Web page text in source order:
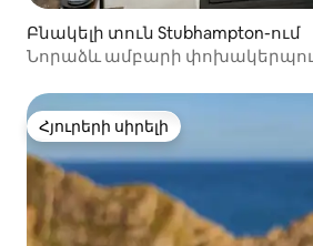
Բնակելի տուն Stubhampton-ում
Նորաձև ամբարի
Հյուրերի սիրելի
Հյուրերի սիրելի